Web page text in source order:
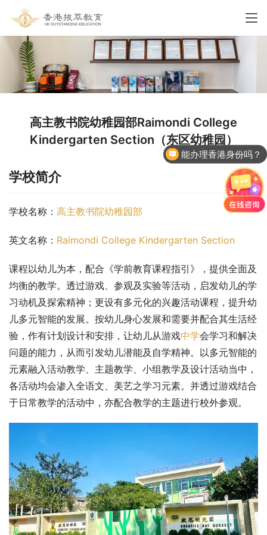
高主教书院幼稚园部Raimondi College
Kindergarten Section（东区幼稚园）
学校简介
学校名称： 高主教书院幼稚园部
英文名称： Raimondi College Kindergarten Section
课程以幼儿为本，配合《学前教育课程指引》，提供全面及
均衡的教学。透过游戏、参观及实验等活动，启发幼儿的学
习动机及探索精神；更设有多元化的兴趣活动课程，提升幼
儿多元智能的发展。按幼儿身心发展和需要并配合其生活经
验，作有计划设计和安排，让幼儿从游戏中学会学习和解决
问题的能力，从而引发幼儿潜能及自学精神。以多元智能的
元素融入活动教学、主题教学、小组教学及设计活动当中，
各活动均会渗入全语文、美艺之学习元素。并透过游戏结合
于日常教学的活动中，亦配合教学的主题进行校外参观。
能办理香港身份吗？